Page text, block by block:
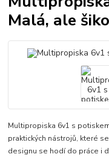
Malá, ale
Multipropiska 6v1 s
praktických nástrojů, které
designu se hodí do práce i